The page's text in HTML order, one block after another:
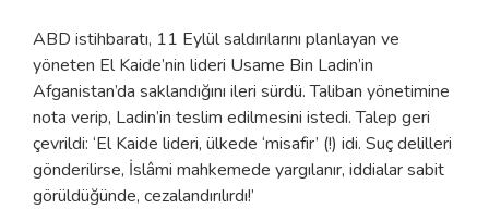
ABD istihbaratı, 11 Eylül saldırılarını planlayan ve
yöneten El Kaide’nin lideri Usame Bin Ladin’in
Afganistan’da saklandığını ileri sürdü. Taliban yönetimine
nota verip, Ladin’in teslim edilmesini istedi. Talep geri
çevrildi: ‘El Kaide lideri, ülkede ‘misafir’ (!) idi. Suç delilleri
gönderilirse, İslâmi mahkemede yargılanır, iddialar sabit
görüldüğünde, cezalandırılırdı!’